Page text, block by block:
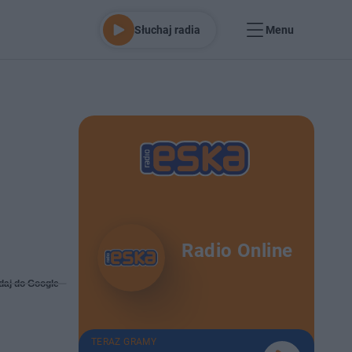
Słuchaj radia Menu
do Google
Radio Online
TERAZ GRAMY